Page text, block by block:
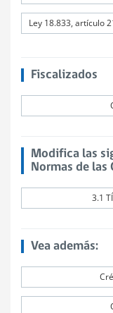
Ley 18.833, artículo
Fiscalizados
Modifica las
Normas de las
3.1
Vea además: